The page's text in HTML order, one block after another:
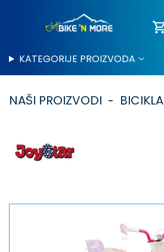
KATEGORIJE PROIZVODA
NAŠI PROIZVODI BICIKLA